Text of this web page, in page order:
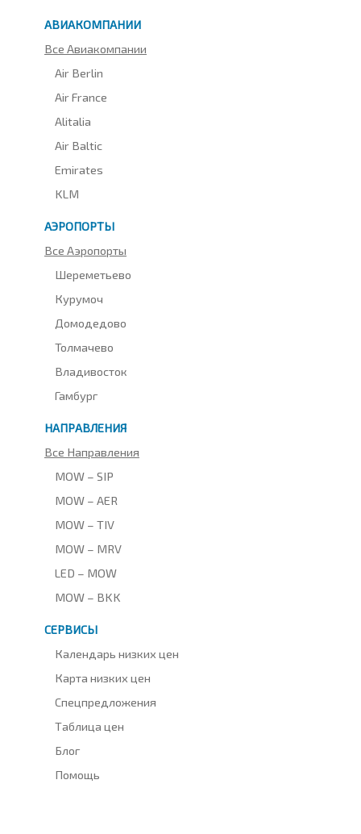
АВИАКОМПАНИИ
Все Авиакомпании
Air Berlin
Air France
Alitalia
Air Baltic
Emirates
KLM
АЭРОПОРТЫ
Все Аэропорты
Шереметьево
Курумоч
Домодедово
Толмачево
Владивосток
Гамбург
НАПРАВЛЕНИЯ
Все Направления
MOW – SIP
MOW – AER
MOW – TIV
MOW – MRV
LED – MOW
MOW – BKK
СЕРВИСЫ
Календарь низких цен
Карта низких цен
Спецпредложения
Таблица цен
Блог
Помощь